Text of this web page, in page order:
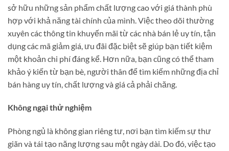
sở hữu những sản phẩm chất lượng cao với giá thành phù
hợp với khả năng tài chính của mình. Việc theo dõi thường
xuyên các thông tin khuyến mãi từ các nhà bán lẻ uy tín, tận
dụng các mã giảm giá, ưu đãi đặc biệt sẽ giúp bạn tiết kiệm
một khoản chi phí đáng kể. Hơn nữa, bạn cũng có thể tham
khảo ý kiến từ bạn bè, người thân để tìm kiếm những địa chỉ
bán hàng uy tín, chất lượng và giá cả phải chăng.
Không ngại thử nghiệm
Phòng ngủ là không gian riêng tư, nơi bạn tìm kiếm sự thư
giãn và tái tạo năng lượng sau một ngày dài. Do đó, việc tạo